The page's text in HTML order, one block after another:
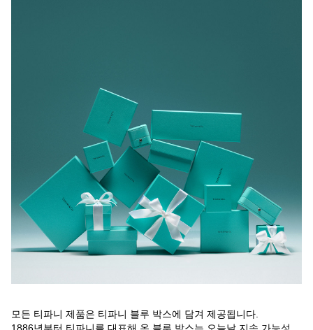
모든 티파니 제품은 티파니 블루 박스에 담겨 제공됩니다.